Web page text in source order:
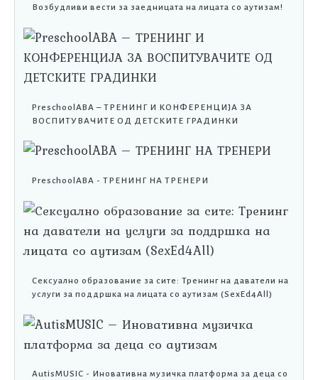
Возбудливи вести за заедницата на лицата со аутизам!
PreschoolABA – ТРЕНИНГ И КОНФЕРЕНЦИЈА ЗА
ВОСПИТУВАЧИТЕ ОД ДЕТСКИТЕ ГРАДИНКИ
PreschoolABA - ТРЕНИНГ НА ТРЕНЕРИ
Сексуално образование за сите: Тренинг на даватели на
услуги за поддршка на лицата со аутизам (SexEd4All)
AutisMUSIC - Иновативна музичка платформа за деца со